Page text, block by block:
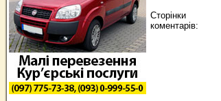
Сторінки
коментарів: